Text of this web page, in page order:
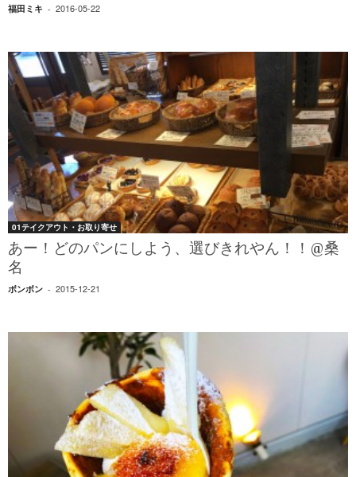
福田ミキ - 2016-05-22
01テイクアウト・お取り寄せ
あー！どのパンにしよう、選びきれやん！！@桑
名
ボンボン - 2015-12-21